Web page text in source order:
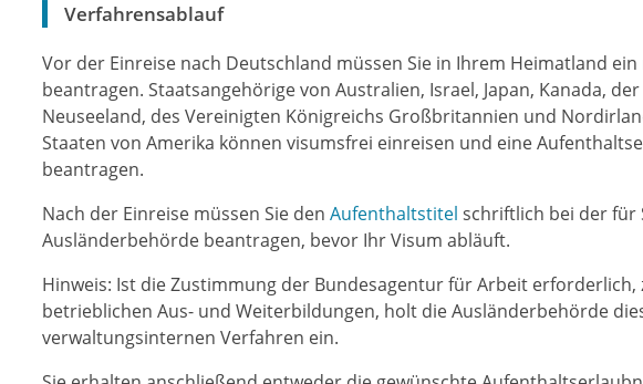
Verfahrensablauf
Vor der Einreise nach Deutschland müssen Sie in Ihrem Heimatland ein
beantragen. Staatsangehörige von Australien, Israel, Japan, Kanada,
Neuseeland, des Vereinigten Königreichs Großbritannien und
Staaten von Amerika können visumsfrei einreisen und eine
beantragen.
Nach der Einreise müssen Sie den Aufenthaltstitel schriftlich bei der für
Ausländerbehörde beantragen, bevor Ihr Visum abläuft.
Hinweis: Ist die Zustimmung der Bundesagentur für Arbeit erforderlich,
betrieblichen Aus- und Weiterbildungen, holt die Ausländerbehörde
verwaltungsinternen Verfahren ein.